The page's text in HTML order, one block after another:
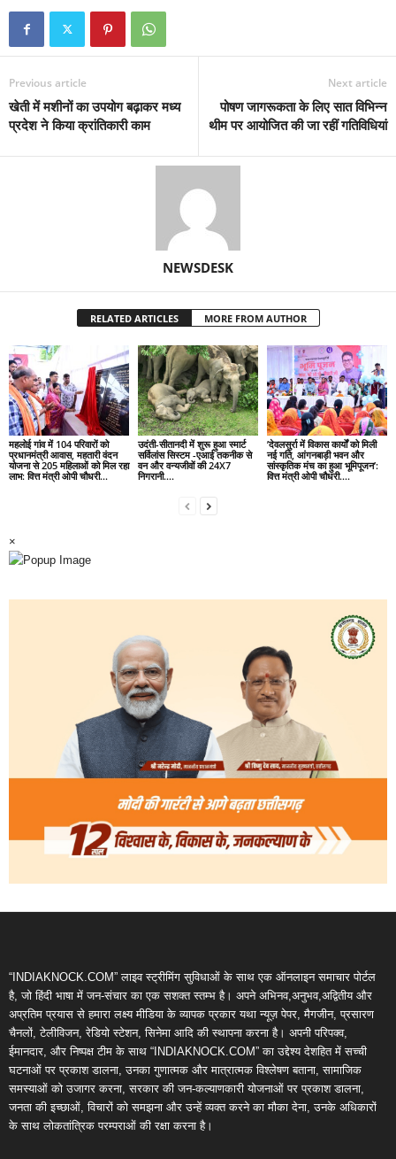
Previous article
खेती में मशीनों का उपयोग बढ़ाकर मध्य
प्रदेश ने किया क्रांतिकारी काम
Next article
पोषण जागरूकता के लिए सात विभिन्न
थीम पर आयोजित की जा रहीं गतिविधियां
NEWSDESK
RELATED ARTICLES MORE FROM AUTHOR
महलोई गांव में 104 परिवारों को
प्रधानमंत्री आवास, महतारी वंदन
योजना से 205 महिलाओं को मिल रहा
लाभ: वित्त मंत्री ओपी चौधरी…
उदंती-सीतानदी में शुरू हुआ स्मार्ट
सर्विलांस सिस्टम -एआई तकनीक से
वन और वन्यजीवों की 24X7
निगरानी….
’देवलसुर्रा में विकास कार्यों को मिली
नई गति, आंगनबाड़ी भवन और
सांस्कृतिक मंच का हुआ भूमिपूजन’:
वित्त मंत्री ओपी चौधरी….
×
“INDIAKNOCK.COM” लाइव स्ट्रीमिंग सुविधाओं के साथ एक ऑनलाइन समाचार पोर्टल
है, जो हिंदी भाषा में जन-संचार का एक सशक्त स्तम्भ है। अपने अभिनव,अनुभव,अद्वितीय और
अप्रतिम प्रयास से हमारा लक्ष्य मीडिया के व्यापक प्रकार यथा न्यूज़ पेपर, मैगजीन, प्रसारण
चैनलों, टेलीविजन, रेडियो स्टेशन, सिनेमा आदि की स्थापना करना है। अपनी परिपक्व,
ईमानदार, और निष्पक्ष टीम के साथ “INDIAKNOCK.COM” का उद्देश्य देशहित में सच्ची
घटनाओं पर प्रकाश डालना, उनका गुणात्मक और मात्रात्मक विश्लेषण बताना, सामाजिक
समस्याओं को उजागर करना, सरकार की जन-कल्याणकारी योजनाओं पर प्रकाश डालना,
जनता की इच्छाओं, विचारों को समझना और उन्हें व्यक्त करने का मौका देना, उनके अधिकारों
के साथ लोकतांत्रिक परम्पराओं की रक्षा करना है।